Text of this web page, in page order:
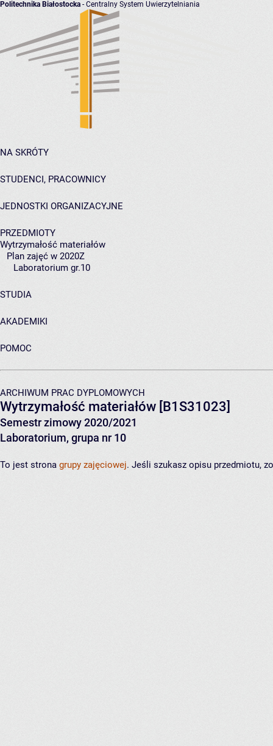
Politechnika Białostocka - Centralny System Uwierzytelniania
NA SKRÓTY
STUDENCI, PRACOWNICY
JEDNOSTKI ORGANIZACYJNE
PRZEDMIOTY
Wytrzymałość materiałów
Plan zajęć w 2020Z
Laboratorium gr.10
STUDIA
AKADEMIKI
POMOC
ARCHIWUM PRAC DYPLOMOWYCH
Wytrzymałość materiałów [B1S31023]
Semestr zimowy 2020/2021
Laboratorium, grupa nr 10
To jest strona grupy zajęciowej. Jeśli szukasz opisu przedmiotu,